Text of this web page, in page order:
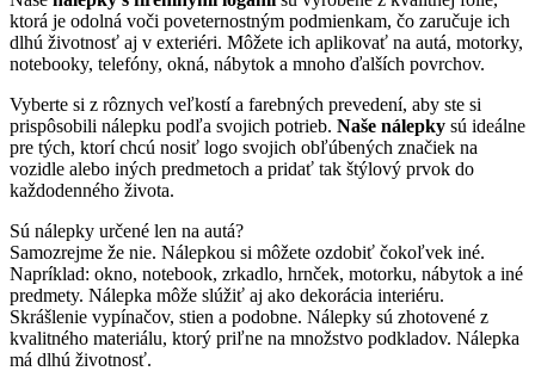
ktorá je odolná voči poveternostným podmienkam, čo zaručuje ich
dlhú životnosť aj v exteriéri. Môžete ich aplikovať na autá, motorky,
notebooky, telefóny, okná, nábytok a mnoho ďalších povrchov.
Vyberte si z rôznych veľkostí a farebných prevedení, aby ste si
prispôsobili nálepku podľa svojich potrieb. Naše nálepky sú ideálne
pre tých, ktorí chcú nosiť logo svojich obľúbených značiek na
vozidle alebo iných predmetoch a pridať tak štýlový prvok do
každodenného života.
Sú nálepky určené len na autá?
Samozrejme že nie. Nálepkou si môžete ozdobiť čokoľvek iné.
Napríklad: okno, notebook, zrkadlo, hrnček, motorku, nábytok a iné
predmety. Nálepka môže slúžiť aj ako dekorácia interiéru.
Skrášlenie vypínačov, stien a podobne. Nálepky sú zhotovené z
kvalitného materiálu, ktorý priľne na množstvo podkladov. Nálepka
má dlhú životnosť.